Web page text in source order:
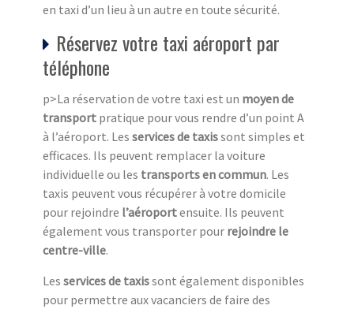
en taxi d’un lieu à un autre en toute sécurité.
Réservez votre taxi aéroport par
téléphone
p>La réservation de votre taxi est un moyen de
transport pratique pour vous rendre d’un point A
à l’aéroport. Les services de taxissont simples et
efficaces. Ils peuvent remplacer la voiture
individuelle ou les transports en commun. Les
taxis peuvent vous récupérer à votre domicile
pour rejoindre l’aéroportensuite. Ils peuvent
également vous transporter pour rejoindre le
centre-ville.
Les services de taxissont également disponibles
pour permettre aux vacanciers de faire des